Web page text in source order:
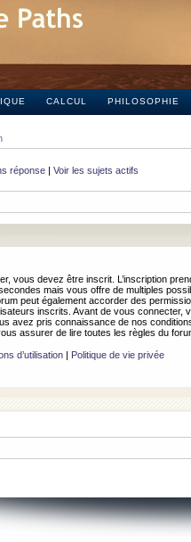
CALCUL PHILOSOPHIE
réponse | Voir les sujets actifs
vous devez être inscrit. L’inscription
mais vous offre de multiples
peut également accorder des
inscrits. Avant de vous connecter,
avez pris connaissance de nos
assurer de lire toutes les règles du
d’utilisation| Politique de vie privée